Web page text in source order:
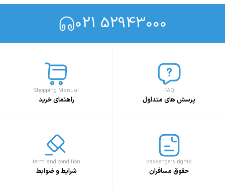
021 52943000
FAQ
پرسش های متداول
Shopping Manual
راهنمای خرید
passengers rights
حقوق مسافران
term and condition
شرایط و ضوابط